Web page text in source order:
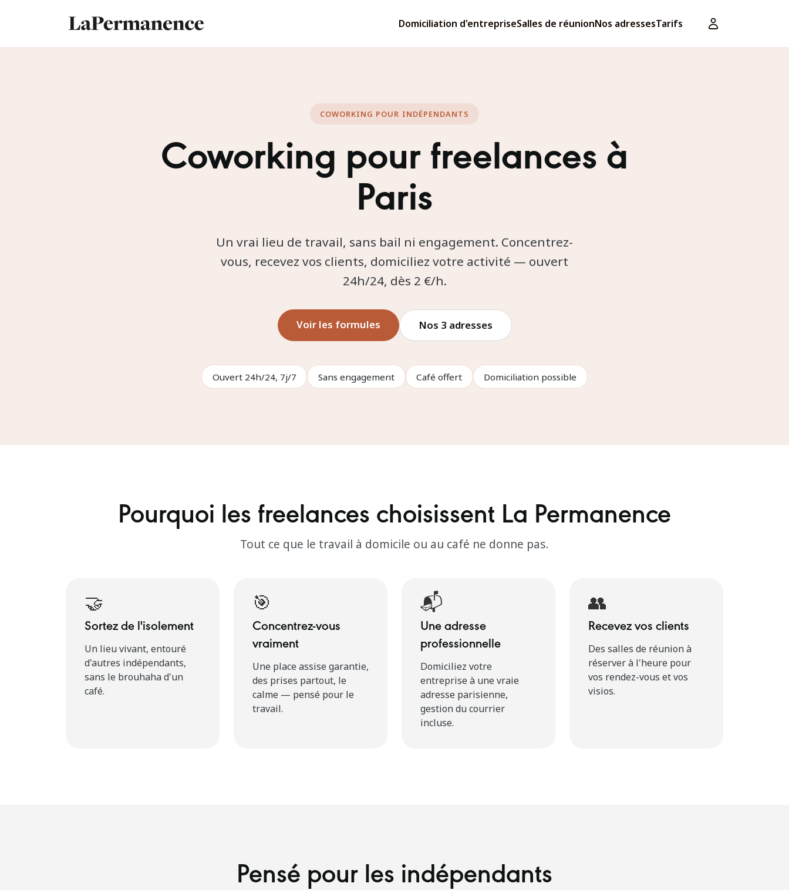
Domiciliation d'entrepriseSalles de réunionNos adressesTarifs
COWORKING POUR INDÉPENDANTS
Coworking pour freelances à
Paris
Un vrai lieu de travail, sans bail ni engagement. Concentrez-
vous, recevez vos clients, domiciliez votre activité — ouvert
24h/24, dès 2 €/h.
Voir les formules Nos 3 adresses
Ouvert 24h/24, 7j/7 Sans engagement Café offert Domiciliation possible
Pourquoi les freelances choisissent La Permanence
Tout ce que le travail à domicile ou au café ne donne pas.
🤝
Sortez de l'isolement
Un lieu vivant, entouré
d'autres indépendants,
sans le brouhaha d'un
café.
🎯
Concentrez-vous
vraiment
Une place assise garantie,
des prises partout, le
calme — pensé pour le
travail.
📬
Une adresse
professionnelle
Domiciliez votre
entreprise à une vraie
adresse parisienne,
gestion du courrier
incluse.
👥
Recevez vos clients
Des salles de réunion à
réserver à l'heure pour
vos rendez-vous et vos
visios.
Pensé pour les indépendants